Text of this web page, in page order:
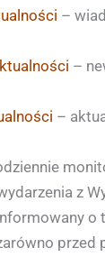
–
–
–
z
o
przed